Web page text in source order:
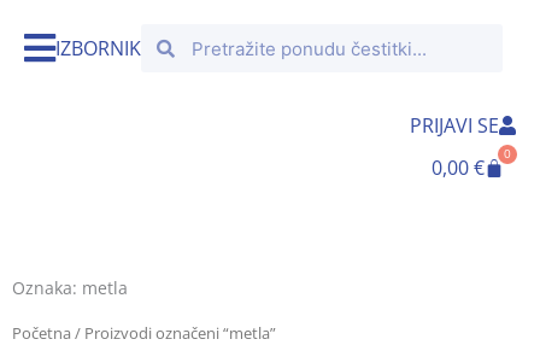
IZBORNIKSearchSearch
PRIJAVI SE
0,00€
0
Cart
Oznaka: metla
Početna / Proizvodi označeni “metla”